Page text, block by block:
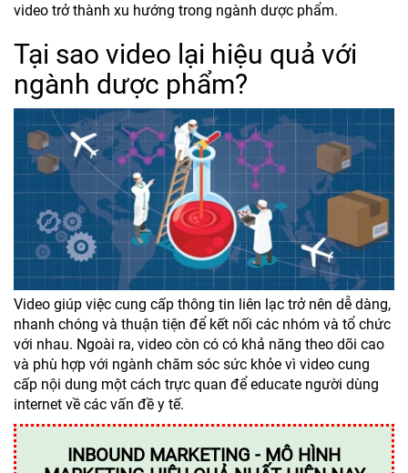
video trở thành xu hướng trong ngành dược phẩm.
Tại sao video lại hiệu quả với
ngành dược phẩm?
Video giúp việc cung cấp thông tin liên lạc trở nên dễ dàng,
nhanh chóng và thuận tiện để kết nối các nhóm và tổ chức
với nhau. Ngoài ra, video còn có có khả năng theo dõi cao
và phù hợp với ngành chăm sóc sức khỏe vì video cung
cấp nội dung một cách trực quan để educate người dùng
internet về các vấn đề y tế.
INBOUND MARKETING - MÔ HÌNH